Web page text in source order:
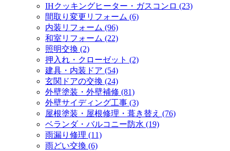
IHクッキングヒーター・ガスコンロ (23)
間取り変更リフォーム (6)
内装リフォーム (96)
和室リフォーム (22)
照明交換 (2)
押入れ・クローゼット (2)
建具・内装ドア (54)
玄関ドアの交換 (24)
外壁塗装・外壁補修 (81)
外壁サイディング工事 (3)
屋根塗装・屋根修理・葺き替え (76)
ベランダ・バルコニー防水 (19)
雨漏り修理 (11)
雨どい交換 (6)